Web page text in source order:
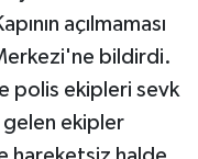
açılmaması
bildirdi.
polis ekipleri sevk
gelen ekipler